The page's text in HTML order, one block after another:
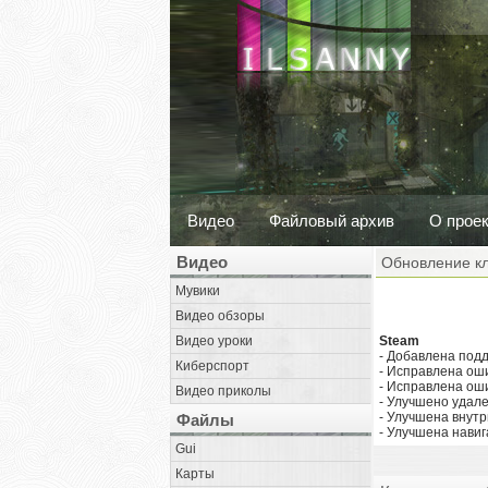
Видео Файловый архив О
Видео
Мувики
Видео обзоры
Видео уроки
Киберспорт
Видео приколы
Файлы
Gui
Карты
Обновление
Steam
- Добавлена
- Исправлена
- Исправлена
- Улучшено
- Улучшена
- Улучшена